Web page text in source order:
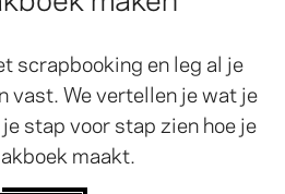
scrapbooking en leg al je
vast. We vertellen je wat je
stap voor stap zien hoe je
maakt.